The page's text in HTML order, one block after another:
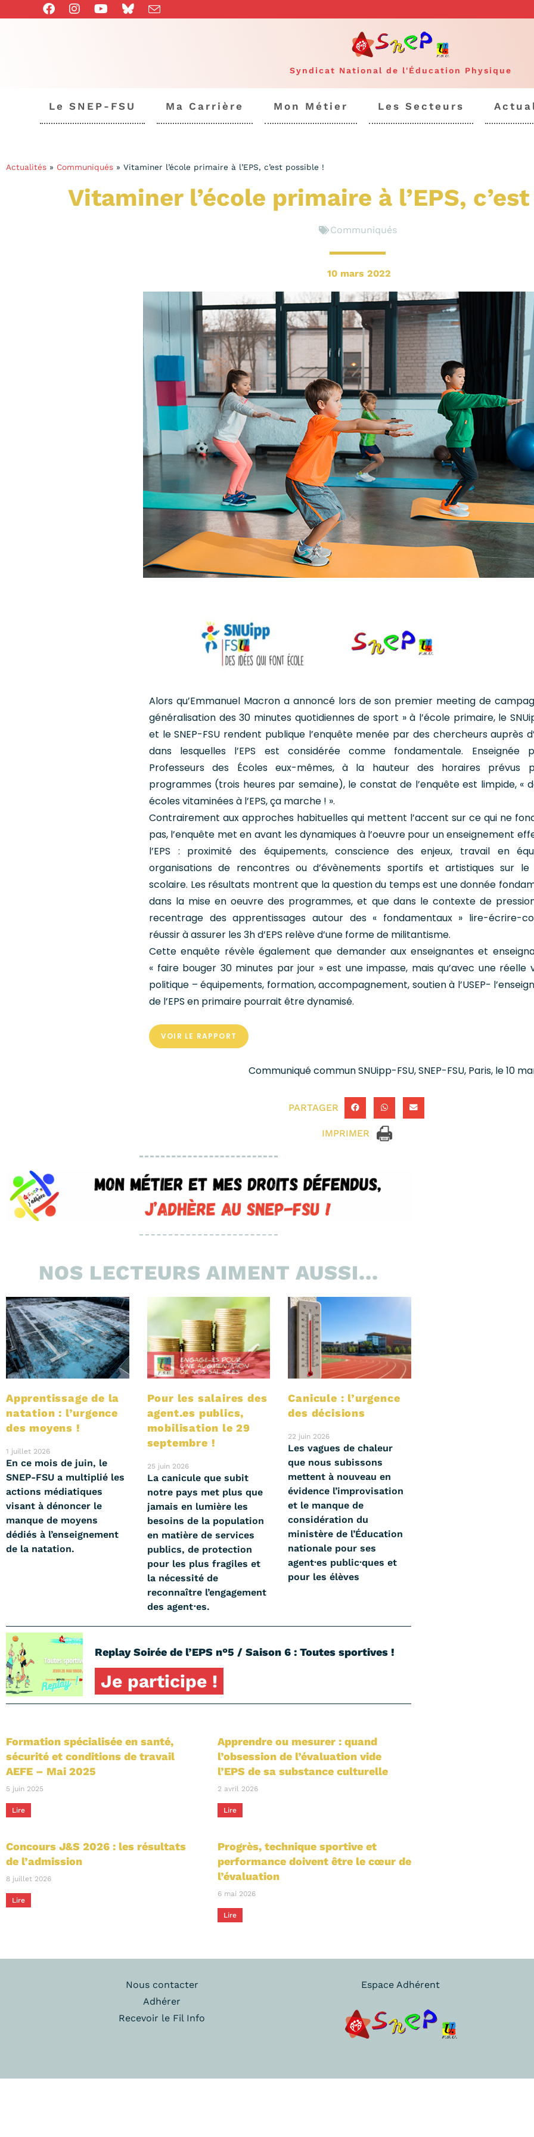
Syndicat National de l'Éducation Physique
Le SNEP-FSU Ma Carrière Mon Métier Les Secteurs
Actualités » Communiqués » Vitaminer l’école primaire à l’EPS, c’est possible !
Vitaminer l’école primaire à l’EPS,
Communiqués
10 mars 2022
Alors qu’Emmanuel Macron a annoncé lors de son premier meeting de
généralisation des 30 minutes quotidiennes de sport » à l’école primaire, le
et le SNEP-FSU rendent publique l’enquête menée par des chercheurs auprès
dans lesquelles l’EPS est considérée comme fondamentale. Enseignée
Professeurs des Écoles eux-mêmes, à la hauteur des horaires prévus
programmes (trois heures par semaine), le constat de l’enquête est limpide, «
écoles vitaminées à l’EPS, ça marche ! ».
Contrairement aux approches habituelles qui mettent l’accent sur ce qui ne
pas, l’enquête met en avant les dynamiques à l’oeuvre pour un enseignement
l’EPS : proximité des équipements, conscience des enjeux, travail en
organisations de rencontres ou d’évènements sportifs et artistiques sur
scolaire. Les résultats montrent que la question du temps est une donnée
dans la mise en oeuvre des programmes, et que dans le contexte de
recentrage des apprentissages autour des « fondamentaux » lire-écrire-
réussir à assurer les 3h d’EPS relève d’une forme de militantisme.
Cette enquête révèle également que demander aux enseignantes et
« faire bouger 30 minutes par jour » est une impasse, mais qu’avec une réelle
politique – équipements, formation, accompagnement, soutien à l’USEP-
de l’EPS en primaire pourrait être dynamisé.
VOIR LE RAPPORT
Communiqué commun SNUipp-FSU, SNEP-FSU, Paris, le 10
PARTAGER
IMPRIMER
NOS LECTEURS AIMENT AUSSI...
Apprentissage de la
natation : l’urgence
des moyens !
1 juillet 2026
En ce mois de juin, le
SNEP-FSU a multiplié les
actions médiatiques
visant à dénoncer le
manque de moyens
dédiés à l’enseignement
de la natation.
Pour les salaires des
agent.es publics,
mobilisation le 29
septembre !
25 juin 2026
La canicule que subit
notre pays met plus que
jamais en lumière les
besoins de la population
en matière de services
publics, de protection
pour les plus fragiles et
la nécessité de
reconnaître l’engagement
des agent⋅es.
Canicule : l’urgence
des décisions
22 juin 2026
Les vagues de chaleur
que nous subissons
mettent à nouveau en
évidence l’improvisation
et le manque de
considération du
ministère de l’Éducation
nationale pour ses
agent·es public·ques et
pour les élèves
Replay Soirée de l’EPS n°5 / Saison 6 : Toutes sportives !
Je participe !
Formation spécialisée en santé,
sécurité et conditions de travail
AEFE – Mai 2025
5 juin 2025
Lire
Apprendre ou mesurer : quand
l’obsession de l’évaluation vide
l’EPS de sa substance culturelle
2 avril 2026
Lire
Concours J&S 2026 : les résultats
de l’admission
8 juillet 2026
Lire
Progrès, technique sportive et
performance doivent être le cœur de
l’évaluation
6 mai 2026
Lire
Nous contacter
Adhérer
Recevoir le Fil Info
Espace Adhérent